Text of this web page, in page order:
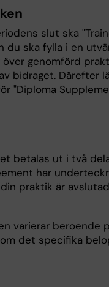
slut ska
du ska fylla i en
genomförd
bidraget. Därefter
"Diploma
betalas ut i två
har
praktik är
varierar beroende
det specifika